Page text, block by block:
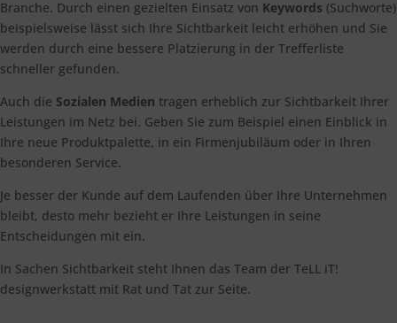
Branche. Durch einen gezielten Einsatz von Keywords (Suchworte)
beispielsweise lässt sich Ihre Sichtbarkeit leicht erhöhen und Sie
werden durch eine bessere Platzierung in der Trefferliste
schneller gefunden.
Auch die Sozialen Medien tragen erheblich zur Sichtbarkeit Ihrer
Leistungen im Netz bei. Geben Sie zum Beispiel einen Einblick in
Ihre neue Produktpalette, in ein Firmenjubiläum oder in Ihren
besonderen Service.
Je besser der Kunde auf dem Laufenden über Ihre Unternehmen
bleibt, desto mehr bezieht er Ihre Leistungen in seine
Entscheidungen mit ein.
In Sachen Sichtbarkeit steht Ihnen das Team der TeLL iT!
designwerkstatt mit Rat und Tat zur Seite.